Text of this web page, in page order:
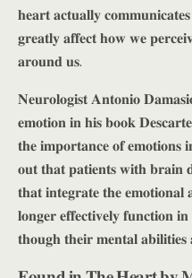
𝐡𝐞𝐚𝐫𝐭 𝐚𝐜𝐭𝐮𝐚𝐥𝐥𝐲
𝐠𝐫𝐞𝐚𝐭𝐥𝐲 𝐚𝐟𝐟𝐞𝐜𝐭 𝐡𝐨𝐰 𝐰𝐞
𝐚𝐫𝐨𝐮𝐧𝐝 𝐮𝐬.
𝐍𝐞𝐮𝐫𝐨𝐥𝐨𝐠𝐢𝐬𝐭 𝐀𝐧𝐭𝐨𝐧𝐢𝐨 𝐃𝐚𝐦𝐚𝐬𝐢𝐨
𝐞𝐦𝐨𝐭𝐢𝐨𝐧 𝐢𝐧 𝐡𝐢𝐬 𝐛𝐨𝐨𝐤
𝐭𝐡𝐞 𝐢𝐦𝐩𝐨𝐫𝐭𝐚𝐧𝐜𝐞 𝐨𝐟 𝐞𝐦𝐨𝐭𝐢𝐨𝐧𝐬
𝐨𝐮𝐭 𝐭𝐡𝐚𝐭 𝐩𝐚𝐭𝐢𝐞𝐧𝐭𝐬 𝐰𝐢𝐭𝐡
𝐭𝐡𝐚𝐭 𝐢𝐧𝐭𝐞𝐠𝐫𝐚𝐭𝐞 𝐭𝐡𝐞
𝐥𝐨𝐧𝐠𝐞𝐫 𝐞𝐟𝐟𝐞𝐜𝐭𝐢𝐯𝐞𝐥𝐲
𝐭𝐡𝐨𝐮𝐠𝐡 𝐭𝐡𝐞𝐢𝐫 𝐦𝐞𝐧𝐭𝐚𝐥